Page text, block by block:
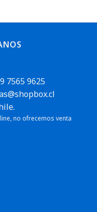
7565 9625
no ofrecemos venta